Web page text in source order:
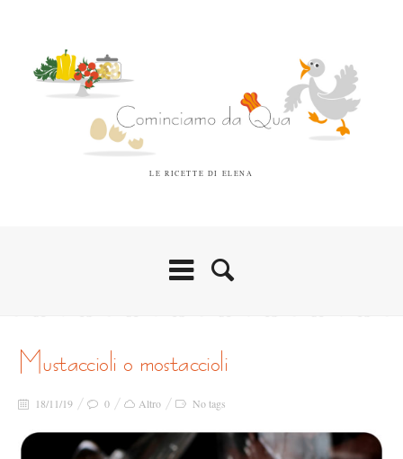
LE RICETTE DI ELENA
mustaccioli o mostaccioli
18/11/19 0 Altro No tags